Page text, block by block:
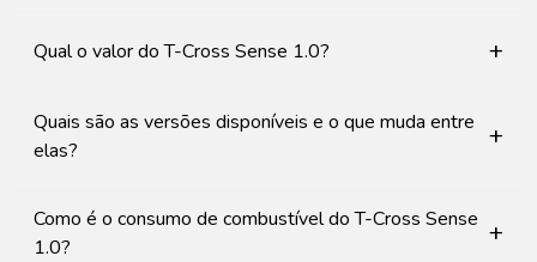
Qual o valor do T-Cross Sense 1.0? +
Quais são as versões disponíveis e o que muda entre
elas?
+
Como é o consumo de combustível do T-Cross Sense
1.0?
+